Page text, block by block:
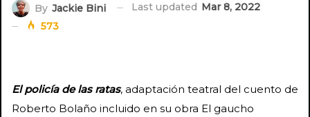
By Jackie Bini Last updated Mar 8, 2022
573
El policía de las ratas, adaptación teatral del cuento de
Roberto Bolaño incluido en su obra El gaucho